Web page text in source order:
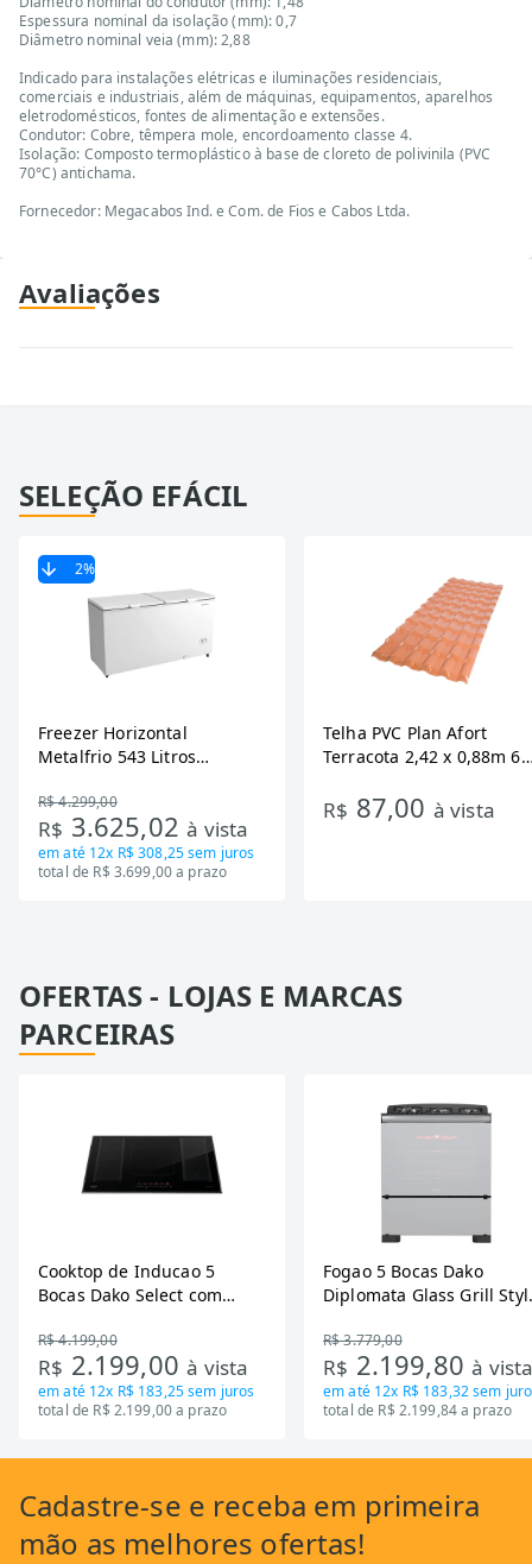
Espessura nominal da isolação (mm): 0,7
Diâmetro nominal veia (mm): 2,88
Indicado para instalações elétricas e iluminações residenciais,
comerciais e industriais, além de máquinas, equipamentos, aparelhos
eletrodomésticos, fontes de alimentação e extensões.
Condutor: Cobre, têmpera mole, encordoamento classe 4.
Isolação: Composto termoplástico à base de cloreto de polivinila (PVC
70°C) antichama.
Fornecedor: Megacabos Ind. e Com. de Fios e Cabos Ltda.
Avaliações
SELEÇÃO EFÁCIL
2%
Freezer Horizontal
Metalfrio 543 Litros
Tecnologia Inverter, Branco,
Bivolt
R$ 4.299,00
R$ 3.625,02à vista
em até 12x R$ 308,25sem juros
total de R$ 3.699,00 a prazo
Telha PVC Plan Afort
Terracota 2,42 x 0,88m 6
R$ 87,00 à vista
OFERTAS - LOJAS E MARCAS
PARCEIRAS
Cooktop de Inducao 5
Bocas Dako Select com
R$ 4.199,00
R$ 2.199,00à vista
em até 12x R$ 183,25sem juros
total de R$ 2.199,00 a prazo
Fogao 5 Bocas Dako
Diplomata Glass Grill
R$ 3.779,00
R$ 2.199,80à
em até 12x R$ 183,32sem
total de R$ 2.199,84 a prazo
Cadastre-se e receba em primeira
mão as melhores ofertas!